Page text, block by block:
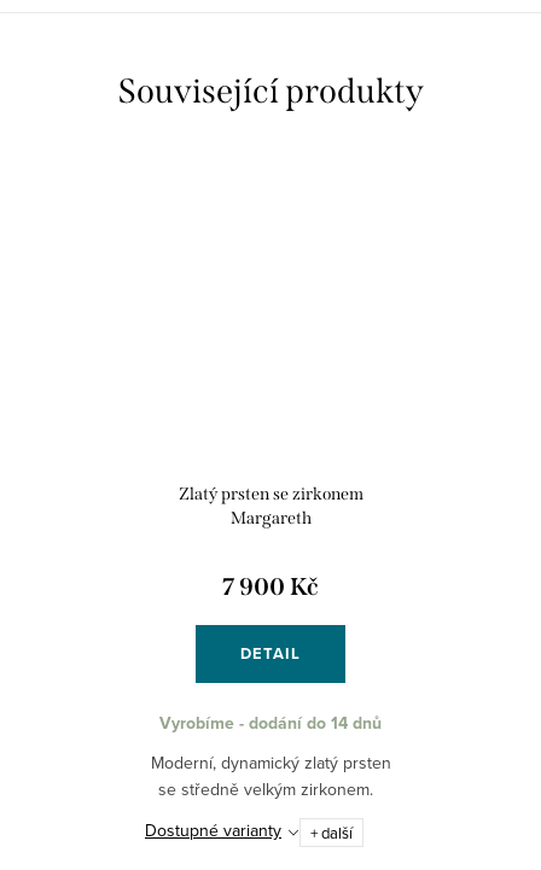
Související produkty
Zlatý prsten se zirkonem
Margareth
7 900 Kč
DETAIL
Vyrobíme - dodání do 14 dnů
Moderní, dynamický zlatý prsten
se středně velkým zirkonem.
Dostupné varianty
+ další